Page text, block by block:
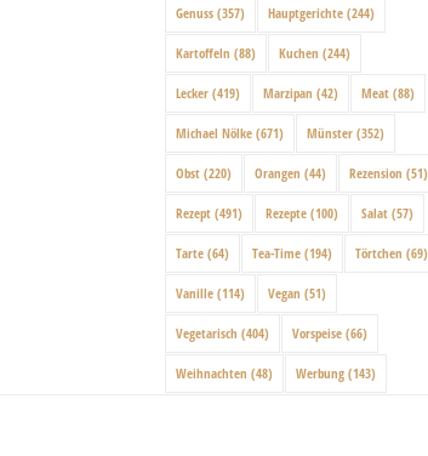
Genuss (357) Hauptgerichte (244)
Kartoffeln (88) Kuchen (244)
Lecker (419) Marzipan (42) Meat (88)
Michael Nölke (671) Münster (352)
Obst (220) Orangen (44) Rezension (51)
Rezept (491) Rezepte (100) Salat (57)
Tarte (64) Tea-Time (194) Törtchen (69)
Vanille (114) Vegan (51)
Vegetarisch (404) Vorspeise (66)
Weihnachten (48) Werbung (143)